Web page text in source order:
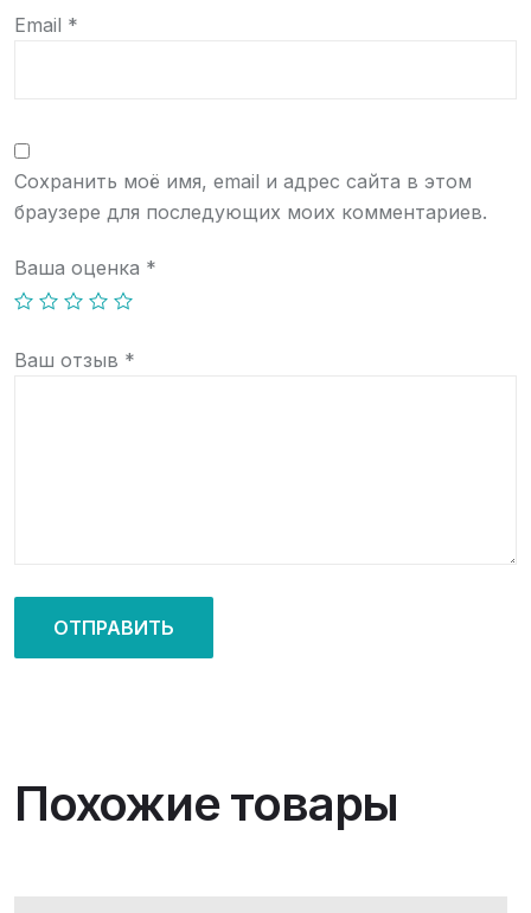
Email *
Сохранить моё имя, email и адрес сайта в этом
браузере для последующих моих комментариев.
Ваша оценка *
Ваш отзыв *
Похожие товары